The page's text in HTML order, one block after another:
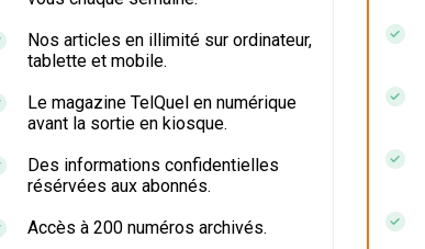
Nos articles en illimité sur ordinateur,
tablette et mobile.
Le magazine TelQuel en numérique
avant la sortie en kiosque.
Des informations confidentielles
résérvées aux abonnés.
Accès à 200 numéros archivés.